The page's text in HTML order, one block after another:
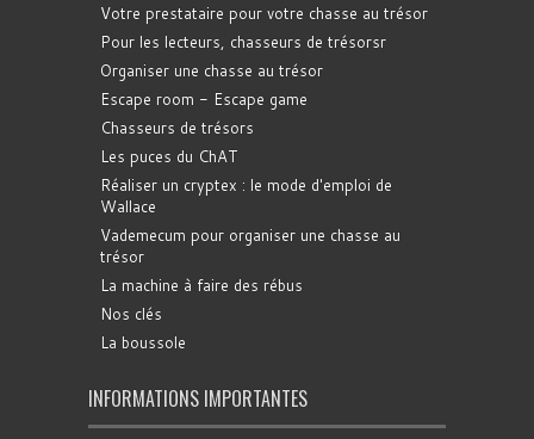
Votre prestataire pour votre chasse au trésor
Pour les lecteurs, chasseurs de trésorsr
Organiser une chasse au trésor
Escape room - Escape game
Chasseurs de trésors
Les puces du ChAT
Réaliser un cryptex : le mode d'emploi de
Wallace
Vademecum pour organiser une chasse au
trésor
La machine à faire des rébus
Nos clés
La boussole
INFORMATIONS IMPORTANTES